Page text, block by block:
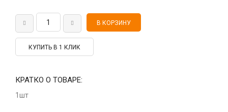
КУПИТЬ В 1 КЛИК
КРАТКО О ТОВАРЕ:
1шт